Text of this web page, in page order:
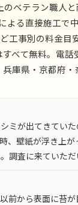
ベテラン職人
よる直接施工
工事別の料金
べて無料。電
庫県・京都府
ミが出てきてい
、壁紙が浮き上
調査に来ていた
前から表面に苔